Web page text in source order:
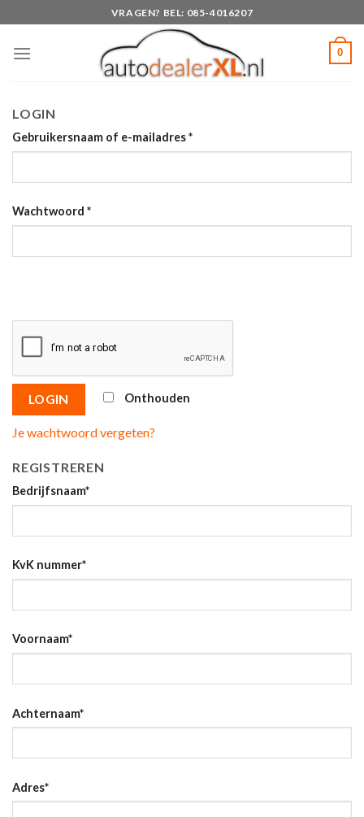
to
content
VRAGEN? BEL: 085-4016207
0
LOGIN
Gebruikersnaam of e-mailadres*
Wachtwoord *
LOGIN Onthouden
Je wachtwoord vergeten?
REGISTREREN
Bedrijfsnaam*
KvK nummer*
Voornaam*
Achternaam*
Adres*